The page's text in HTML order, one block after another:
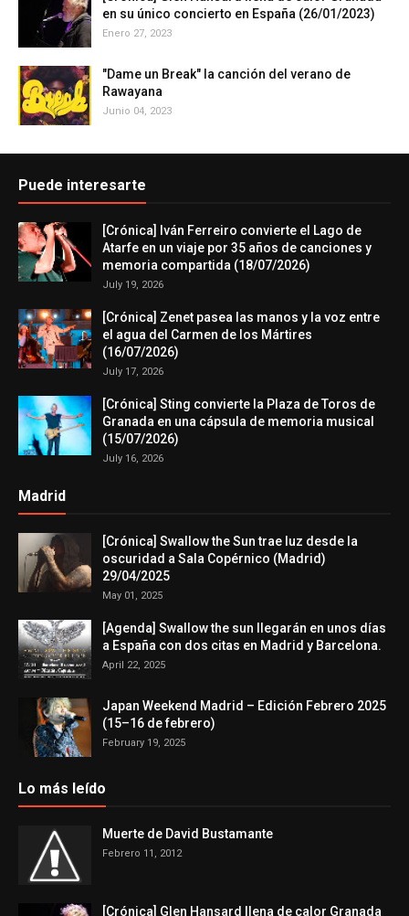
en su único concierto en España (26/01/2023)
Enero 27, 2023
"Dame un Break" la canción del verano de
Rawayana
Junio 04, 2023
Puede interesarte
[Crónica] Iván Ferreiro convierte el Lago de
Atarfe en un viaje por 35 años de canciones y
memoria compartida (18/07/2026)
July 19, 2026
[Crónica] Zenet pasea las manos y la voz entre
el agua del Carmen de los Mártires
(16/07/2026)
July 17, 2026
[Crónica] Sting convierte la Plaza de Toros de
Granada en una cápsula de memoria musical
(15/07/2026)
July 16, 2026
Madrid
[Crónica] Swallow the Sun trae luz desde la
oscuridad a Sala Copérnico (Madrid)
29/04/2025
May 01, 2025
[Agenda] Swallow the sun llegarán en unos días
a España con dos citas en Madrid y Barcelona.
April 22, 2025
Japan Weekend Madrid – Edición Febrero 2025
(15–16 de febrero)
February 19, 2025
Lo más leído
Muerte de David Bustamante
Febrero 11, 2012
[Crónica] Glen Hansard llena de calor Granada